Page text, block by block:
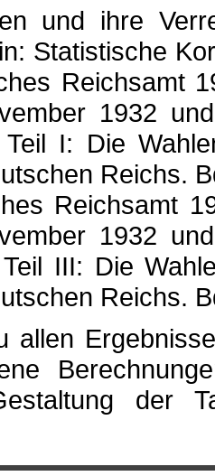
und ihre
Statistische
Reichsamt
1932
Teil I: Die
Reichs.
Reichsamt
1932
III: Die
Reichs.
allen
der